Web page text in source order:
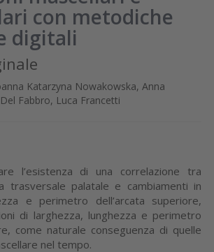
con metodiche
digitali
Katarzyna Nowakowska, Anna
Fabbro, Luca Francetti
l’esistenza di una correla­zione tra
tra­sversale palatale e cambiamenti in
e perime­tro dell’arcata superiore,
di larghezza, lun­ghezza e perimetro
come naturale conse­guenza di quelle
nel tempo.